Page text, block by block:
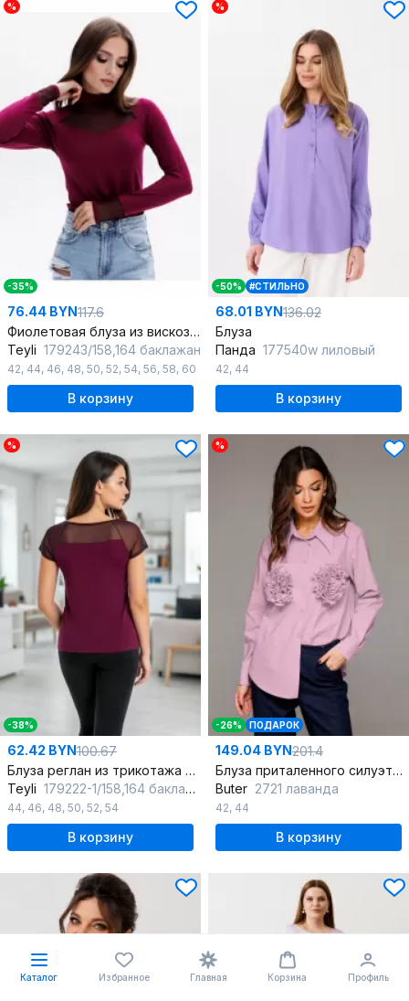
%
-35%
76.44 BYN117.6
Фиолетовая блуза из вискозы с полупрозрачными манжетами
Teyli 179243/158,164 баклажан
42, 44, 46, 48, 50, 52, 54, 56, 58, 60
В корзину
%
-50% #СТИЛЬНО
68.01 BYN136.02
Блуза
Панда 177540w лиловый
42, 44
В корзину
%
-38%
62.42 BYN100.67
Блуза реглан из трикотажа с полупрозрачными деталями
Teyli 179222-1/158,164 баклажан
44, 46, 48, 50, 52, 54
В корзину
%
-26% ПОДАРОК
149.04 BYN201.4
Блуза приталенного силуэта из хлопка с карманами
Butеr 2721 лаванда
42, 44
В корзину
Каталог Избранное Главная Корзина Профиль